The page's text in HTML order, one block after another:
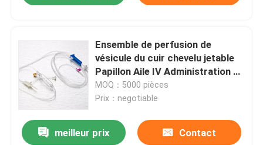
Ensemble de perfusion de
vésicule du cuir chevelu jetable
Papillon Aile IV Administration à
double aile
MOQ：5000 pièces
Prix：negotiable
meilleur prix Contact